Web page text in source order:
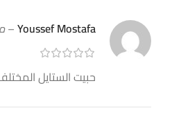
Youssef Mostafa
–
حبيت الستايل